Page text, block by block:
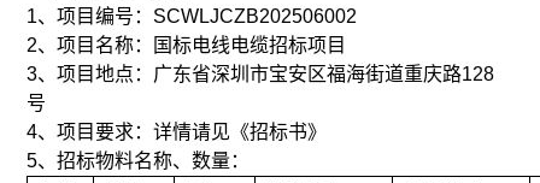
1、项目编号：SCWLJCZB202506002
2、项目名称：国标电线电缆招标项目
3、项目地点：广东省深圳市宝安区福海街道重庆路128
号
4、项目要求：详情请见《招标书》
5、招标物料名称、数量：